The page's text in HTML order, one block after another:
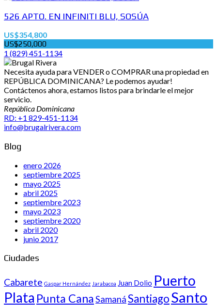
526 APTO. EN INFINITI BLU, SOSÚA
US$354,800
US$250,000
1 (829) 451-1134
Necesita ayuda para VENDER o COMPRAR una propiedad en
REPÚBLICA DOMINICANA? Le podemos ayudar!
Contáctenos ahora, estamos listos para brindarle el mejor
servicio.
República Dominicana
RD: +1 829-451-1134
info@brugalrivera.com
Blog
enero 2026
septiembre 2025
mayo 2025
abril 2025
septiembre 2023
mayo 2023
septiembre 2020
abril 2020
junio 2017
Ciudades
Cabarete Gaspar Hernández Jarabacoa Juan Dolio Puerto
Plata Punta CanaSamanáSantiagoSanto